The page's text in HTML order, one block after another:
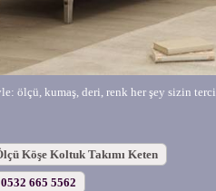
ölçü, kumaş, deri, renk her şey sizin
Köşe Koltuk Takımı Keten
0532 665 5562